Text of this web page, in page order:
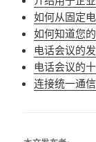
如何从固定
如何知道您
电话会议的
电话会议的
连接统一通